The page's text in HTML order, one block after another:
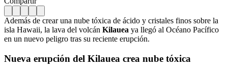
Además de crear una nube tóxica de ácido y cristales finos sobre la
isla Hawaii, la lava del volcán Kilauea ya llegó al Océano Pacífico
en un nuevo peligro tras su reciente erupción.
Nueva erupción del Kilauea crea nube tóxica